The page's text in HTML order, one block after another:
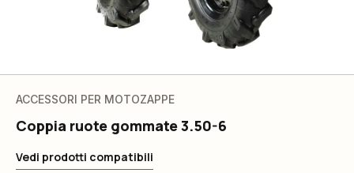
ACCESSORI PER MOTOZAPPE
Coppia ruote gommate 3.50-6
Vedi prodotti compatibili